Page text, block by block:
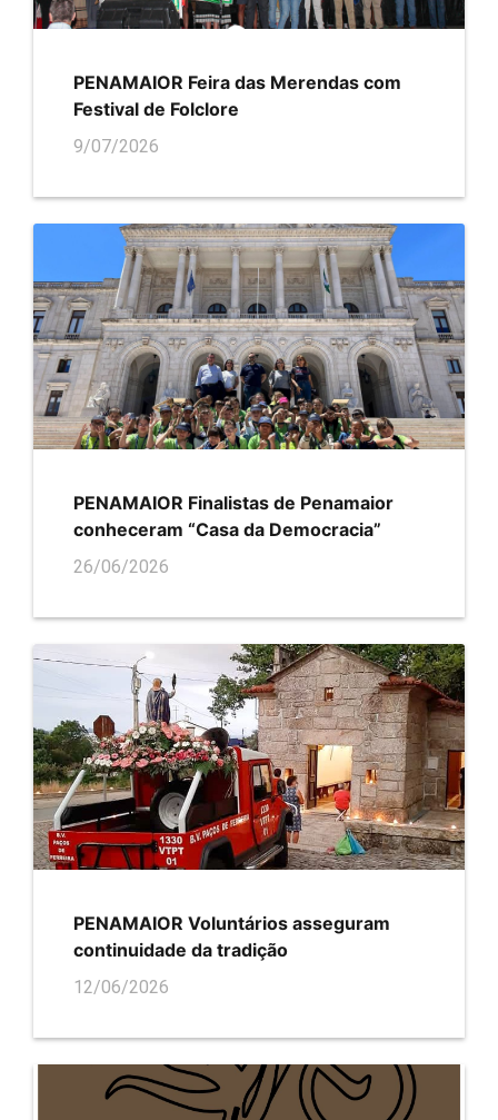
PENAMAIOR Feira das Merendas com
Festival de Folclore
9/07/2026
PENAMAIOR Finalistas de Penamaior
conheceram “Casa da Democracia”
26/06/2026
PENAMAIOR Voluntários asseguram
continuidade da tradição
12/06/2026